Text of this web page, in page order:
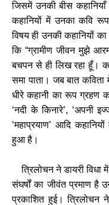
जिसमें उनकी बीस
कहानियों में उनका कवि
विषय ही उनकी कहानियों
कि “ग्रामीण जीवन मुझे
बचपन से ही लिख रहा हूँ।
समा पाता। जब बात
धीरे कहानी का रूप ग्रहण
‘नदी के किनारे’, ‘अपनी
‘महाप्रयाण’ आदि
हुआ है।
त्रिलोचन ने डायरी
संघर्षों का जीवंत प्रमाण है
प्रकाशित हुई। त्रिलोचन